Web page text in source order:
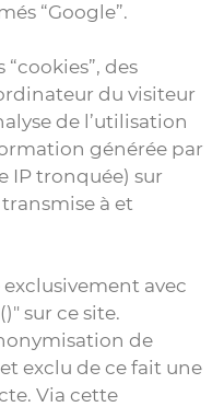
“Google”.
des
du visiteur
de l’utilisation
générée par
IP tronquée) sur
à et
avec
sur ce site.
de
exclu de ce fait une
Via cette